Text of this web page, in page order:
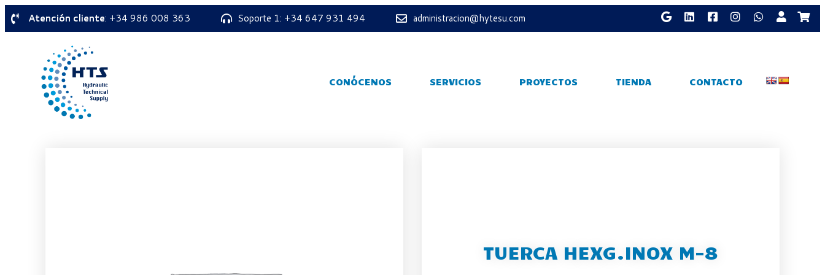
Atención cliente: +34 986 008 363 Soporte 1: +34 647 931 494 administracion@hytesu.com
CONÓCENOS SERVICIOS PROYECTOS TIENDA CONTACTO
TUERCA HEXG.INOX M-8